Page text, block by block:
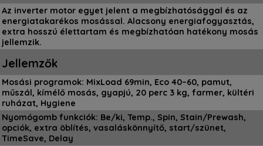
Az inverter motor egyet jelent a megbízhatósággal és az
energiatakarékos mosással. Alacsony energiafogyasztás,
extra hosszú élettartam és megbízhatóan hatékony mosás
jellemzik.
Jellemzők
Mosási programok: MixLoad 69min, Eco 40–60, pamut,
műszál, kímélő mosás, gyapjú, 20 perc 3 kg, farmer, kültéri
ruházat, Hygiene
Nyomógomb funkciók: Be/ki, Temp., Spin, Stain/Prewash,
opciók, extra öblítés, vasaláskönnyítő, start/szünet,
TimeSave, Delay